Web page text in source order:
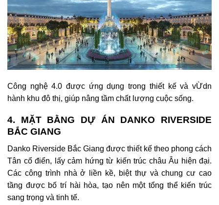
Công nghệ 4.0 được ứng dụng trong thiết kế và vỪdn
hành khu đô thị, giúp nâng tầm chất lượng cuộc sống.
4. MẶT BẰNG DỰ ÁN DANKO RIVERSIDE
BẮC GIANG
Danko Riverside Bắc Giang được thiết kế theo phong cách
Tân cổ điển, lấy cảm hứng từ kiến trúc châu Âu hiện đại.
Các công trình nhà ở liền kề, biệt thự và chung cư cao
tầng được bố trí hài hòa, tạo nên một tổng thể kiến trúc
sang trọng và tinh tế.